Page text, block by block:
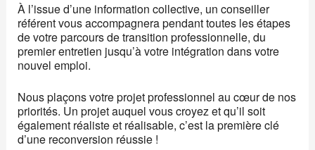
À l’issue d’une information collective, un conseiller
référent vous accompagnera pendant toutes les étapes
de votre parcours de transition professionnelle, du
premier entretien jusqu’à votre intégration dans votre
nouvel emploi.
Nous plaçons votre projet professionnel au cœur de nos
priorités. Un projet auquel vous croyez et qu’il soit
également réaliste et réalisable, c’est la première clé
d’une reconversion réussie !